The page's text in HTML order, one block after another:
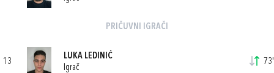
PRIČUVNI IGRAČI
13
LUKA LEDINIĆ
Igrač
73'